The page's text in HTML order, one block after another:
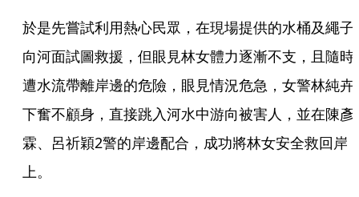
於是先嘗試利用熱心民眾，在現場提供的水桶及繩子
向河面試圖救援，但眼見林女體力逐漸不支，且隨時
遭水流帶離岸邊的危險，眼見情況危急，女警林純卉
下奮不顧身，直接跳入河水中游向被害人，並在陳彥
霖、呂祈穎2警的岸邊配合，成功將林女安全救回岸
上。